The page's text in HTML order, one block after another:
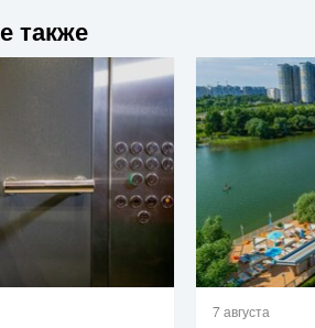
также
7 августа